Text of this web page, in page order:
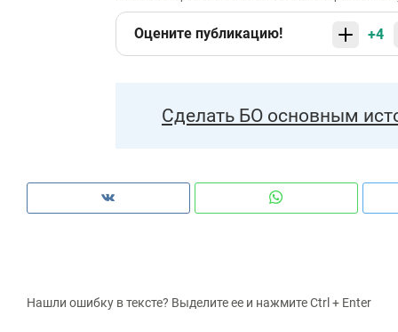
Оцените публикацию! +4
Сделать БО основным
Нашли ошибку в тексте? Выделите ее и нажмите Ctrl + Enter